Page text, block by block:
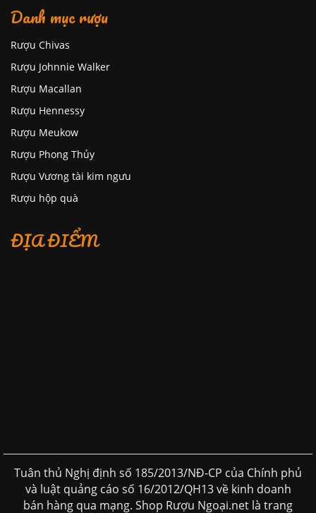
Danh mục rượu
Rượu Chivas
Rượu Johnnie Walker
Rượu Macallan
Rượu Hennessy
Rượu Meukow
Rượu Phong Thủy
Rượu Vương tài kim ngưu
Rượu hộp quà
ĐỊA ĐIỂM
Tuân thủ Nghị định số 185/2013/NĐ-CP của Chính phủ
và luật quảng cáo số 16/2012/QH13 về kinh doanh
bán hàng qua mạng. Shop Rượu Ngoại.net là trang